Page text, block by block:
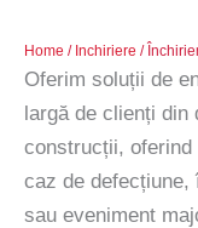
Home / Inchiriere /
Oferim soluții de
largă de clienți din
construcții,
caz de defecțiune,
sau eveniment